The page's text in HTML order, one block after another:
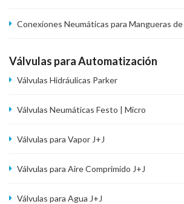
Conexiones Neumáticas para Mangueras
Válvulas para Automatización
Válvulas Hidráulicas Parker
Válvulas Neumáticas Festo | Micro
Válvulas para Vapor J+J
Válvulas para Aire Comprimido J+J
Válvulas para Agua J+J